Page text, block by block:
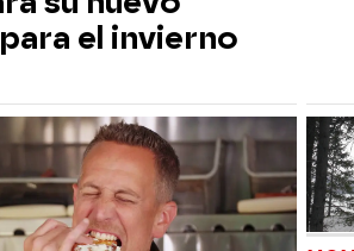
el invierno